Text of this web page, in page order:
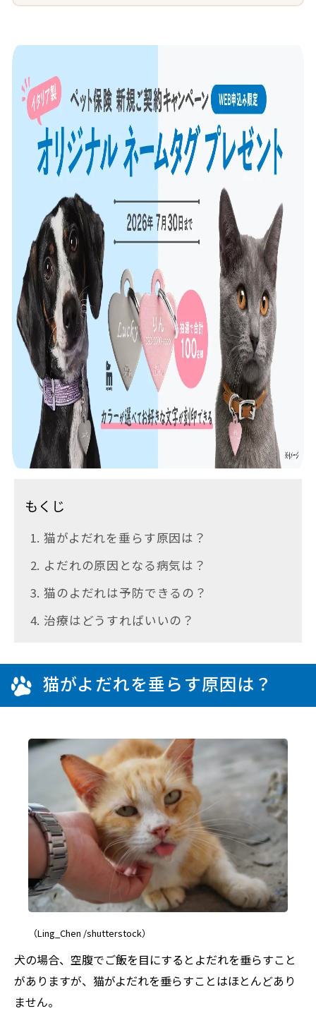
もくじ
1. 猫がよだれを垂らす原因は？
2. よだれの原因となる病気は？
3. 猫のよだれは予防できるの？
4. 治療はどうすればいいの？
猫がよだれを垂らす原因は？
（Ling_Chen /shutterstock）
犬の場合、空腹でご飯を目にするとよだれを垂らすこと
がありますが、猫がよだれを垂らすことはほとんどあり
ません。